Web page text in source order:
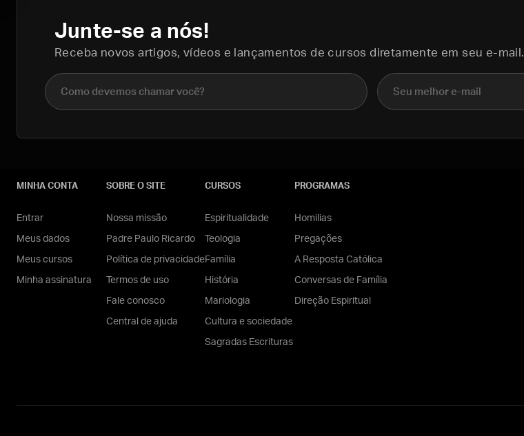
Junte-se a nós!
Receba novos artigos, vídeos e lançamentos de cursos diretamente em seu e-mail.
Nome completo E-mail
MINHA CONTA
Entrar
Meus dados
Meus cursos
Minha assinatura
SOBRE O SITE
Nossa missão
Padre Paulo Ricardo
Política de privacidade
Termos de uso
Fale conosco
Central de ajuda
CURSOS
Espiritualidade
Teologia
Família
História
Mariologia
Cultura e sociedade
Sagradas Escrituras
PROGRAMAS
Homilias
Pregações
A Resposta Católica
Conversas de Família
Direção Espiritual